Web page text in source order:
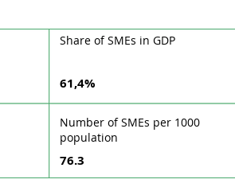
Share of SMEs in GDP
61,4%
Number of SMEs per 1000
population
76.3